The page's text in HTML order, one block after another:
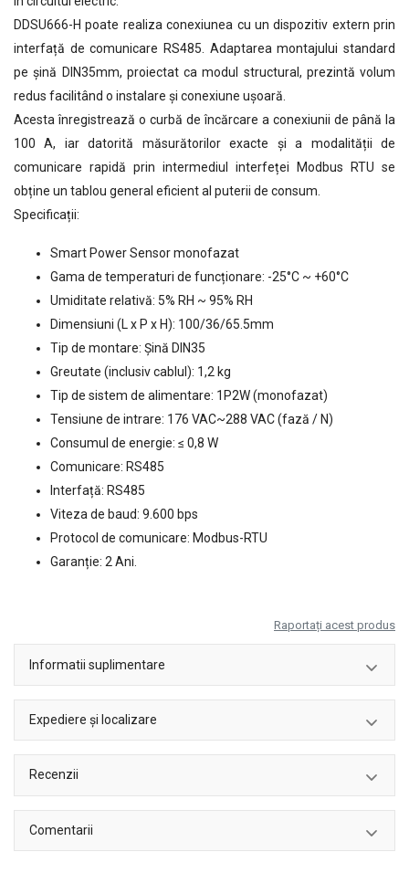
DDSU666-H poate realiza conexiunea cu un dispozitiv extern prin
interfață de comunicare RS485. Adaptarea montajului standard
pe șină DIN35mm, proiectat ca modul structural, prezintă volum
redus facilitând o instalare și conexiune ușoară.
Acesta înregistrează o curbă de încărcare a conexiunii de până la
100 A, iar datorită măsurătorilor exacte și a modalității de
comunicare rapidă prin intermediul interfeței Modbus RTU se
obține un tablou general eficient al puterii de consum.
Specificații:
Smart Power Sensor monofazat
Gama de temperaturi de funcționare: -25°C ~ +60°C
Umiditate relativă: 5% RH ~ 95% RH
Dimensiuni (L x P x H): 100/36/65.5mm
Tip de montare: Șină DIN35
Greutate (inclusiv cablul): 1,2 kg
Tip de sistem de alimentare: 1P2W (monofazat)
Tensiune de intrare: 176 VAC~288 VAC (fază / N)
Consumul de energie: ≤ 0,8 W
Comunicare: RS485
Interfață: RS485
Viteza de baud: 9.600 bps
Protocol de comunicare: Modbus-RTU
Garanție: 2 Ani.
Raportați acest produs
Informatii suplimentare
Expediere și localizare
Recenzii
Comentarii